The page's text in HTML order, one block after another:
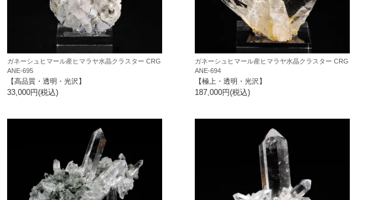
ガネーシュヒマール産ヒマラヤ水晶クラスター CRG
ANE-695
【高品質・透明・光沢】
33,000円(税込)
ガネーシュヒマール産ヒマラヤ水晶クラスター CRG
ANE-694
【極上・透明・光沢】
187,000円(税込)